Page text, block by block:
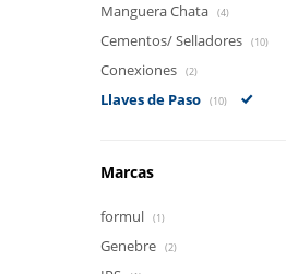
Manguera Chata (4)
Cementos/ Selladores (10)
Conexiones (2)
Llaves de Paso (10)
Marcas
formul (1)
Genebre (2)